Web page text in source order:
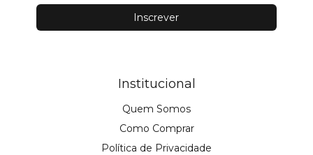
Institucional
Quem Somos
Como Comprar
Política de Privacidade